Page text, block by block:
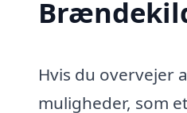
Hvis du overvejer
muligheder, som